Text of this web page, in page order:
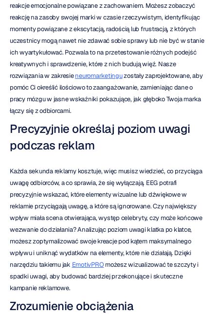
reakcje emocjonalne powiązane z zachowaniem. Możesz zobaczyć
reakcję na zasoby swojej marki w czasie rzeczywistym, identyfikując
momenty powiązane z ekscytacją, radością lub frustracją, z których
uczestnicy mogą nawet nie zdawać sobie sprawy lub nie być w stanie
ich wyartykułować. Pozwala to na przetestowanie różnych podejść
kreatywnych i sprawdzenie, które z nich budują więź. Nasze
rozwiązania w zakresie neuromarketingu zostały zaprojektowane, aby
pomóc Ci określić ilościowo to zaangażowanie, zamieniając dane o
pracy mózgu w jasne wskaźniki pokazujące, jak głęboko Twoja marka
łączy się z odbiorcami.
Precyzyjnie określaj poziom uwagi
podczas reklam
Każda sekunda reklamy kosztuje, więc musisz wiedzieć, co przyciąga
uwagę odbiorców, a co sprawia, że się wyłączają. EEG potrafi
precyzyjnie wskazać, które elementy wizualne lub dźwiękowe w
reklamie przyciągają uwagę, a które są ignorowane. Czy największy
wpływ miała scena otwierająca, występ celebryty, czy może końcowe
wezwanie do działania? Analizując poziom uwagi klatka po klatce,
możesz zoptymalizować swoje kreacje pod kątem maksymalnego
wpływu i uniknąć wydatków na elementy, które nie działają. Dzięki
narzędziu takiemu jak EmotivPRO możesz wizualizować te szczyty i
spadki uwagi, aby budować bardziej przekonujące i skuteczne
kampanie reklamowe.
Zrozumienie obciążenia